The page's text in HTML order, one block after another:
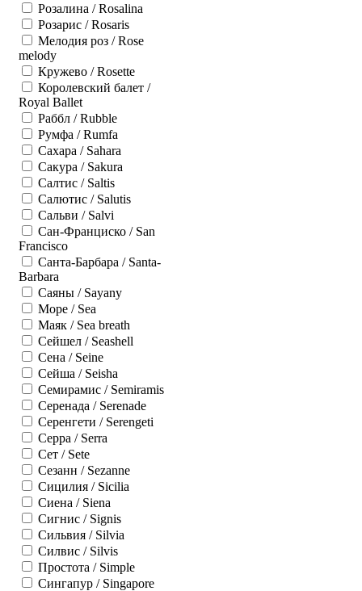
Розалина / Rosalina
Розарис / Rosaris
Мелодия роз / Rose
melody
Кружево / Rosette
Королевский балет /
Royal Ballet
Раббл / Rubble
Румфа / Rumfa
Сахара / Sahara
Сакура / Sakura
Салтис / Saltis
Салютис / Salutis
Сальви / Salvi
Сан-Франциско / San
Francisco
Санта-Барбара / Santa-
Barbara
Саяны / Sayany
Море / Sea
Маяк / Sea breath
Сейшел / Seashell
Сена / Seine
Сейша / Seisha
Семирамис / Semiramis
Серенада / Serenade
Серенгети / Serengeti
Серра / Serra
Сет / Sete
Сезанн / Sezanne
Сицилия / Sicilia
Сиена / Siena
Сигнис / Signis
Сильвия / Silvia
Силвис / Silvis
Простота / Simple
Сингапур / Singapore